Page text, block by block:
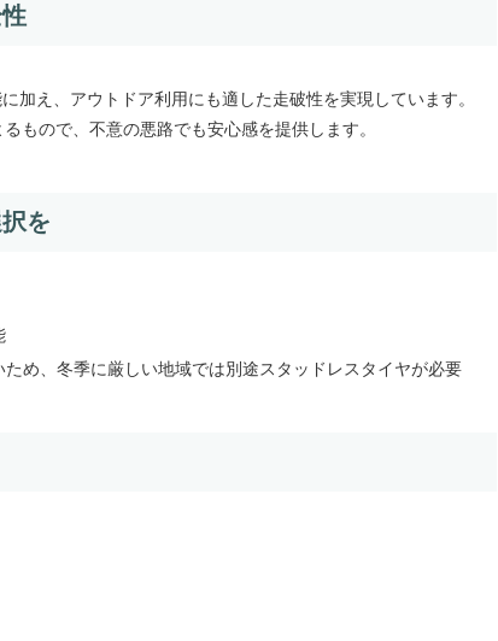
え、アウトドア利用にも適した走破性を実現しています。
もので、不意の悪路でも安心感を提供します。
を
め、冬季に厳しい地域では別途スタッドレスタイヤが必要